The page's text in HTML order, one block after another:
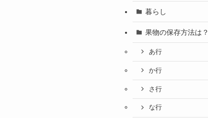
暮らし
果物の保存方法は？
あ行
か行
さ行
な行